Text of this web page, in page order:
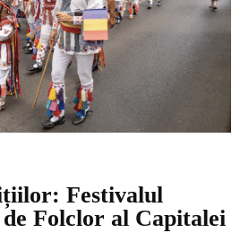
Festivalul
Folclor al Capitalei